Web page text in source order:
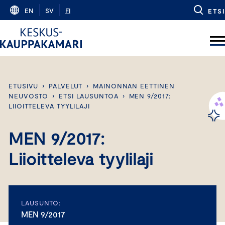
Skip
content
EN SV FI ETSI
ETUSIVU › PALVELUT ›
MAINONNAN EETTINEN
NEUVOSTO
› ETSI LAUSUNTOA ›
MEN 9/2017:
LIIOITTELEVA TYYLILAJI
MEN 9/2017:
Liioitteleva tyylilaji
LAUSUNTO:
MEN 9/2017